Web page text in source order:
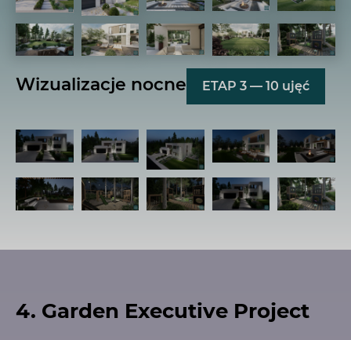
Wizualizacje nocne ETAP 3 — 10 ujęć
4. Garden Executive Project